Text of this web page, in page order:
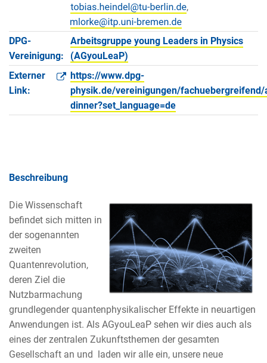
,
DPG-
Vereinigung:
Arbeitsgruppe young Leaders in Physics
(AGyouLeaP)
Externer
Link:
https://www.dpg-
physik.de/vereinigungen/
dinner?set_language=de
Beschreibung
Die Wissenschaft
befindet sich mitten in
der sogenannten
zweiten
Quantenrevolution,
deren Ziel die
Nutzbarmachung
grundlegender quantenphysikalischer Effekte in neuartigen
Anwendungen ist. Als AGyouLeaP sehen wir dies auch als
eines der zentralen Zukunftsthemen der gesamten
Gesellschaft an und laden wir alle ein, unsere neue